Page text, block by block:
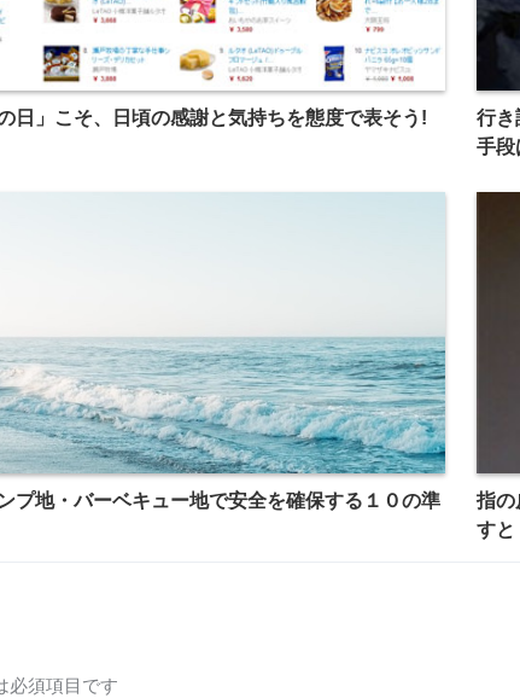
の日」こそ、日頃の感謝と気持ちを態度で表そう!
行き
手段
プ地・バーベキュー地で安全を確保する１０の準
指の
すと
必須項目です